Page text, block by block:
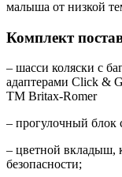
малыша от низкой
Комплект
– шасси коляски c
адаптерами Click &
ТМ Britax-Romer
– прогулочный блок
– цветной вкладыш,
безопасности;